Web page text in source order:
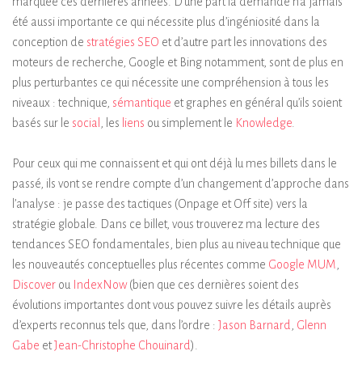
été aussi importante ce qui nécessite plus d’ingéniosité dans la
conception de stratégies SEO et d’autre part les innovations des
moteurs de recherche, Google et Bing notamment, sont de plus en
plus perturbantes ce qui nécessite une compréhension à tous les
niveaux : technique, sémantique et graphes en général qu’ils soient
basés sur le social , les liens ou simplement le Knowledge
Pour ceux qui me connaissent et qui ont déjà lu mes billets dans le
passé, ils vont se rendre compte d’un changement d’approche dans
l’analyse : je passe des tactiques (Onpage et Off site) vers la
stratégie globale. Dans ce billet, vous trouverez ma lecture des
tendances SEO fondamentales, bien plus au niveau technique que
les nouveautés conceptuelles plus récentes comme Google MUM
Discover ou IndexNow(bien que ces dernières soient des
évolutions importantes dont vous pouvez suivre les détails auprès
d’experts reconnus tels que, dans l’ordre : Jason Barnard
Glenn
Gabe etJean-Christophe Chouinard).